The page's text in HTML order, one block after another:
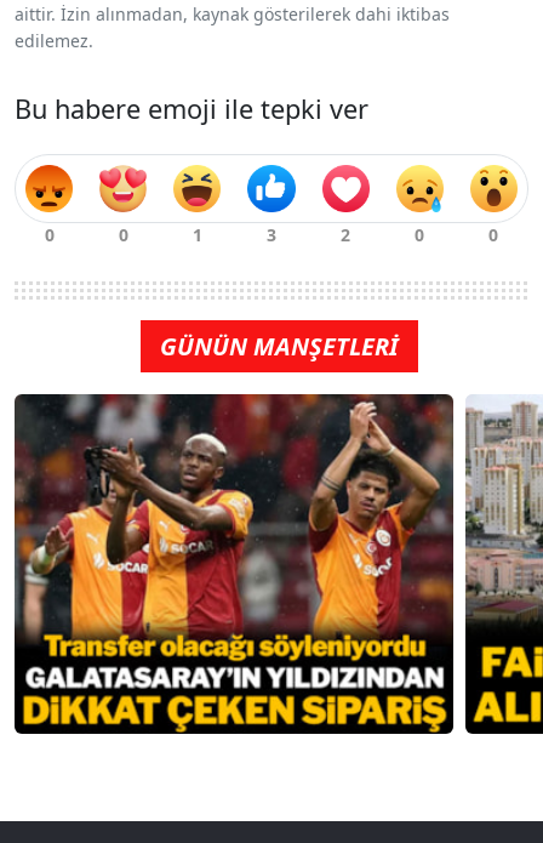
aittir. İzin alınmadan, kaynak gösterilerek dahi iktibas
edilemez.
Bu habere emoji ile tepki ver
GÜNÜN MANŞETLERİ